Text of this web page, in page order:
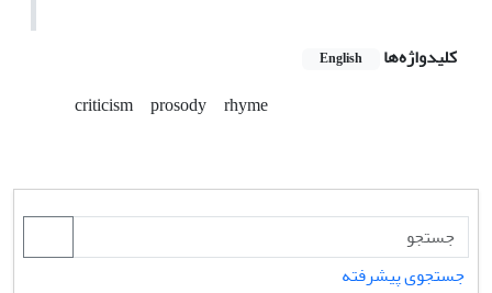
کلیدواژه‌ها English
criticism prosody rhyme
جستجوی پیشرفته